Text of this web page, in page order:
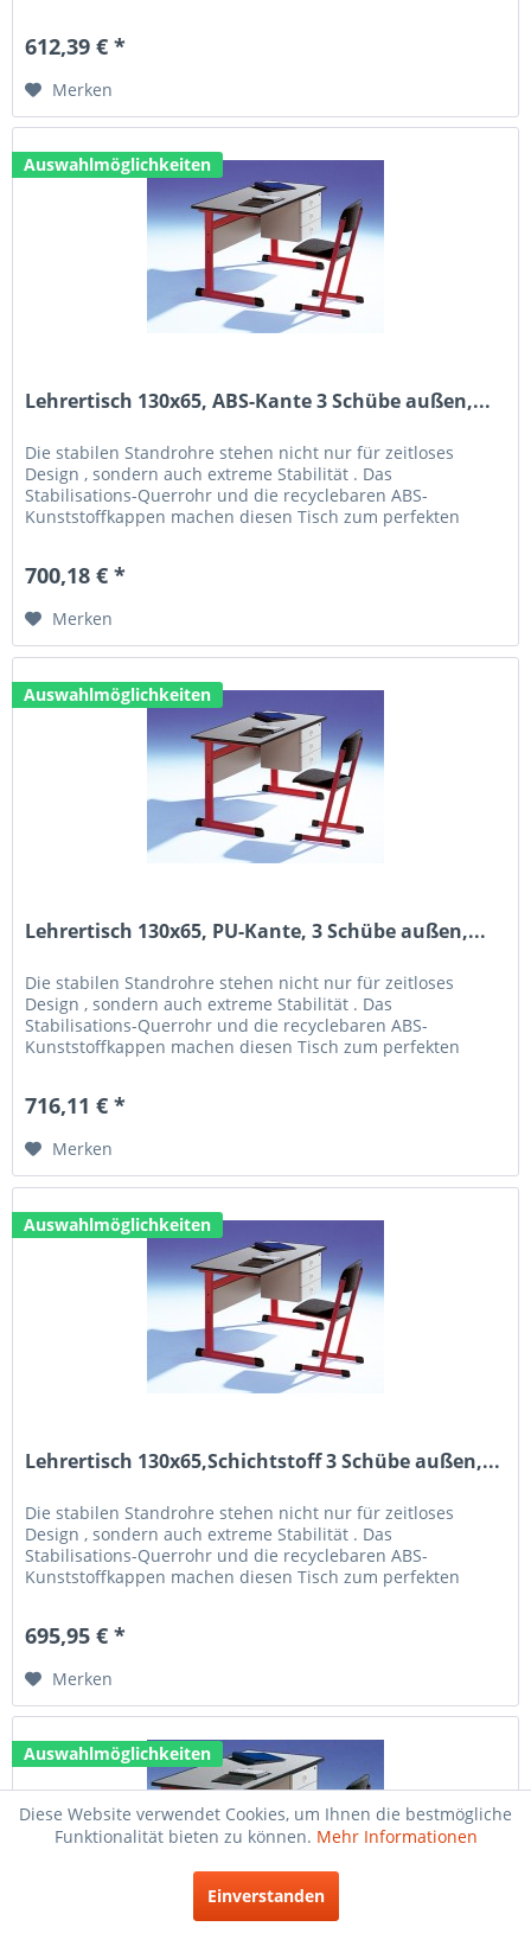
612,39 € *
Merken
Auswahlmöglichkeiten
Lehrertisch 130x65, ABS-Kante 3 Schübe außen,...
Die stabilen Standrohre stehen nicht nur für zeitloses
Design , sondern auch extreme Stabilität . Das
Stabilisations-Querrohr und die recyclebaren ABS-
Kunststoffkappen machen diesen Tisch zum perfekten
700,18 € *
Merken
Auswahlmöglichkeiten
Lehrertisch 130x65, PU-Kante, 3 Schübe außen,...
Die stabilen Standrohre stehen nicht nur für zeitloses
Design , sondern auch extreme Stabilität . Das
Stabilisations-Querrohr und die recyclebaren ABS-
Kunststoffkappen machen diesen Tisch zum perfekten
716,11 € *
Merken
Auswahlmöglichkeiten
Lehrertisch 130x65,Schichtstoff 3 Schübe außen,...
Die stabilen Standrohre stehen nicht nur für zeitloses
Design , sondern auch extreme Stabilität . Das
Stabilisations-Querrohr und die recyclebaren ABS-
Kunststoffkappen machen diesen Tisch zum perfekten
695,95 € *
Merken
Auswahlmöglichkeiten
Diese Website verwendet Cookies, um Ihnen die bestmögliche
Funktionalität bieten zu können. Mehr Informationen
Einverstanden